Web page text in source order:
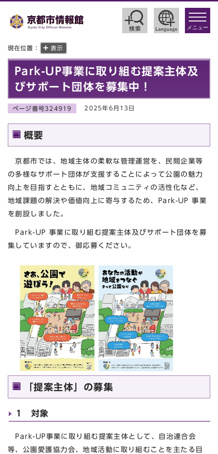
toggle
メニュー
現在位置： 表示
Park-UP事業に取り組む提案主体及
びサポート団体を募集中！
ページ番号324919 2025年6月13日
概要
京都市では、地域主体の柔軟な管理運営を、民間企業等
の多様なサポート団体が支援することによって公園の魅力
向上を目指すとともに、地域コミュニティの活性化など、
地域課題の解決や価値向上に寄与するため、Park-UP 事業
を創設しました。
Park-UP 事業に取り組む提案主体及びサポート団体を募
集していますので、御応募ください。
「提案主体」の募集
1 対象
Park-UP事業に取り組む提案主体として、自治連合会
等、公園愛護協力会、地域活動に取り組むことを主たる目